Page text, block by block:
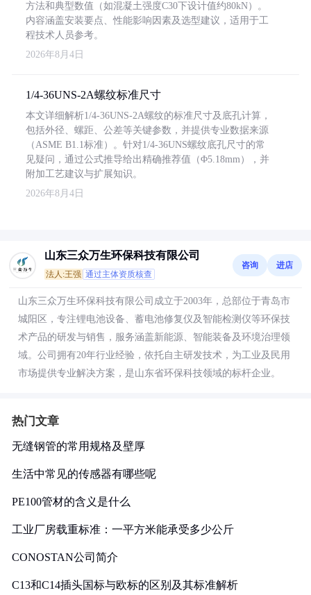
方法和典型数值（如混凝土强度C30下设计值约80kN）。
内容涵盖安装要点、性能影响因素及选型建议，适用于工
程技术人员参考。
2026年8月4日
1/4-36UNS-2A螺纹标准尺寸
本文详细解析1/4-36UNS-2A螺纹的标准尺寸及底孔计算，
包括外径、螺距、公差等关键参数，并提供专业数据来源
（ASME B1.1标准）。针对1/4-36UNS螺纹底孔尺寸的常
见疑问，通过公式推导给出精确推荐值（Φ5.18mm），并
附加工艺建议与扩展知识。
2026年8月4日
山东三众万生环保科技有限公司
法人:王强 通过主体资质核查
咨询 进店
山东三众万生环保科技有限公司成立于2003年，总部位于青岛市
城阳区，专注锂电池设备、蓄电池修复仪及智能检测仪等环保技
术产品的研发与销售，服务涵盖新能源、智能装备及环境治理领
域。公司拥有20年行业经验，依托自主研发技术，为工业及民用
市场提供专业解决方案，是山东省环保科技领域的标杆企业。
热门文章
无缝钢管的常用规格及壁厚
生活中常见的传感器有哪些呢
PE100管材的含义是什么
工业厂房载重标准：一平方米能承受多少公斤
CONOSTAN公司简介
C13和C14插头国标与欧标的区别及其标准解析